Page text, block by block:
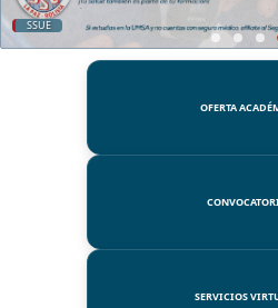
SSUE
OFERTA
SERVICIOS